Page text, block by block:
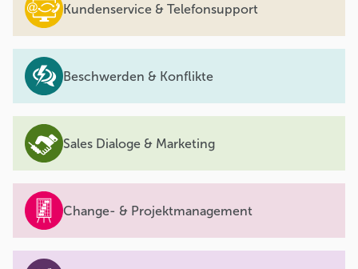
Kundenservice & Telefonsupport
Beschwerden & Konflikte
Sales Dialoge & Marketing
Change- & Projektmanagement